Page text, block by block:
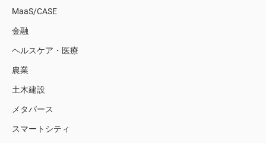
MaaS/CASE
金融
ヘルスケア・医療
農業
土木建設
メタバース
スマートシティ